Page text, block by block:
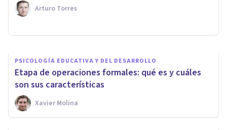
Arturo Torres
PSICOLOGÍA EDUCATIVA Y DEL DESARROLLO
Etapa de operaciones formales: qué es y cuáles
son sus características
Xavier Molina